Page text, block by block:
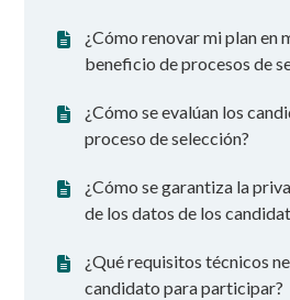
¿Cómo renovar mi plan en
beneficio de procesos de
¿Cómo se evalúan los
proceso de selección?
¿Cómo se garantiza la
de los datos de los
¿Qué requisitos técnicos
candidato para participar?